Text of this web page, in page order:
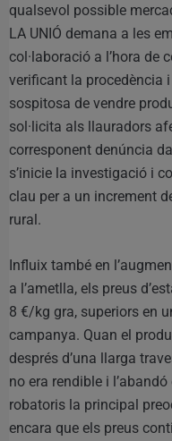
qualsevol possible
LA UNIÓ demana a les
col·laboració a l’hora de
verificant la procedència
sospitosa de vendre
sol·licita als llauradors
corresponent denúncia
s’inicie la investigació i
clau per a un increment
rural.
Influix també en
a l’ametlla, els preus
8 €/kg gra, superiors en
campanya. Quan el
després d’una llarga
no era rendible i
robatoris la principal
encara que els preus